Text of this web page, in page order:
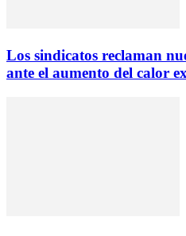
Los sindicatos reclaman
ante el aumento del calor